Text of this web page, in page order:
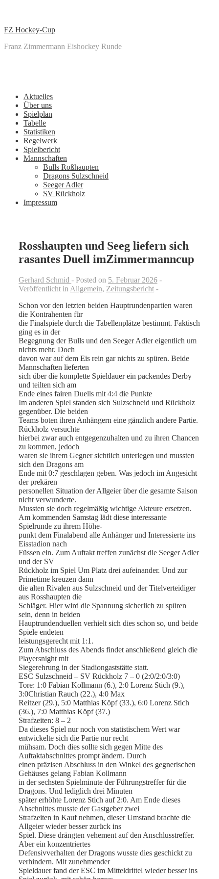
zentralen
Inhalt
FZ Hockey-Cup
Franz Zimmermann Eishockey Runde
Navigation
Aktuelles
Über uns
Spielplan
Tabelle
Statistiken
Regelwerk
Spielbericht
Mannschaften
Bulls Roßhaupten
Dragons Sulzschneid
Seeger Adler
SV Rückholz
Impressum
Rosshaupten und Seeg liefern sich
rasantes Duell imZimmermanncup
Gerhard Schmid Posted on 5. Februar 2026
Veröffentlicht in Allgemein, Zeitungsbericht
Schon vor den letzten beiden Hauptrundenpartien waren
die Kontrahenten für
die Finalspiele durch die Tabellenplätze bestimmt. Faktisch
ging es in der
Begegnung der Bulls und den Seeger Adler eigentlich um
nichts mehr. Doch
davon war auf dem Eis rein gar nichts zu spüren. Beide
Mannschaften lieferten
sich über die komplette Spieldauer ein packendes Derby
und teilten sich am
Ende eines fairen Duells mit 4:4 die Punkte
Im anderen Spiel standen sich Sulzschneid und Rückholz
gegenüber. Die beiden
Teams boten ihren Anhängern eine gänzlich andere Partie.
Rückholz versuchte
hierbei zwar auch entgegenzuhalten und zu ihren Chancen
zu kommen, jedoch
waren sie ihrem Gegner sichtlich unterlegen und mussten
sich den Dragons am
Ende mit 0:7 geschlagen geben. Was jedoch im Angesicht
der prekären
personellen Situation der Allgeier über die gesamte Saison
nicht verwunderte.
Mussten sie doch regelmäßig wichtige Akteure ersetzen.
Am kommenden Samstag lädt diese interessante
Spielrunde zu ihrem Höhe-
punkt dem Finalabend alle Anhänger und Interessierte ins
Eisstadion nach
Füssen ein. Zum Auftakt treffen zunächst die Seeger Adler
und der SV
Rückholz im Spiel Um Platz drei aufeinander. Und zur
Primetime kreuzen dann
die alten Rivalen aus Sulzschneid und der Titelverteidiger
aus Rosshaupten die
Schläger. Hier wird die Spannung sicherlich zu spüren
sein, denn in beiden
Hauptrundenduellen verhielt sich dies schon so, und beide
Spiele endeten
leistungsgerecht mit 1:1.
Zum Abschluss des Abends findet anschließend gleich die
Playersnight mit
Siegerehrung in der Stadiongaststätte statt.
ESC Sulzschneid – SV Rückholz 7 – 0 (2:0/2:0/3:0)
Tore: 1:0 Fabian Kollmann (6.), 2:0 Lorenz Stich (9.),
3:0Christian Rauch (22.), 4:0 Max
Reitzer (29.), 5:0 Matthias Köpf (33.), 6:0 Lorenz Stich
(36.), 7:0 Matthias Köpf (37.)
Strafzeiten: 8 – 2
Da dieses Spiel nur noch von statistischem Wert war
entwickelte sich die Partie nur recht
mühsam. Doch dies sollte sich gegen Mitte des
Auftaktabschnittes prompt ändern. Durch
einen präzisen Abschluss in den Winkel des gegnerischen
Gehäuses gelang Fabian Kollmann
in der sechsten Spielminute der Führungstreffer für die
Dragons. Und lediglich drei Minuten
später erhöhte Lorenz Stich auf 2:0. Am Ende dieses
Abschnittes musste der Gastgeber zwei
Strafzeiten in Kauf nehmen, dieser Umstand brachte die
Allgeier wieder besser zurück ins
Spiel. Diese drängten vehement auf den Anschlusstreffer.
Aber ein konzentriertes
Defensivverhalten der Dragons wusste dies geschickt zu
verhindern. Mit zunehmender
Spieldauer fand der ESC im Mitteldrittel wieder besser ins